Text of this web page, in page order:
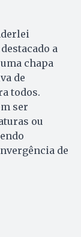
a
chapa
de
todos.
ser
ou
de